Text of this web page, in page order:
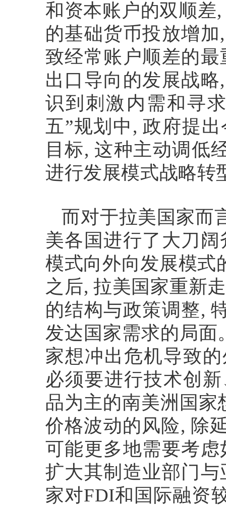
和资本账户的双顺差
的基础货币投放增加
致经常账户顺差的最
出口导向的发展战略
识到刺激内需和寻
五”规划中 , 政府提
目标, 这种主动调低
进行发展模式战略转
而对于拉美国家而
美各国进行了大刀
模式向外向发展模式
之后, 拉美国家重新
的结构与政策调整,
发达国家需求的局面
家想冲出危机导致
必须要进行技术创
品为主的南美洲国家
价格波动的风险, 除
可能更多地需要考
扩大其制造业部门
家对FDI和国际融资